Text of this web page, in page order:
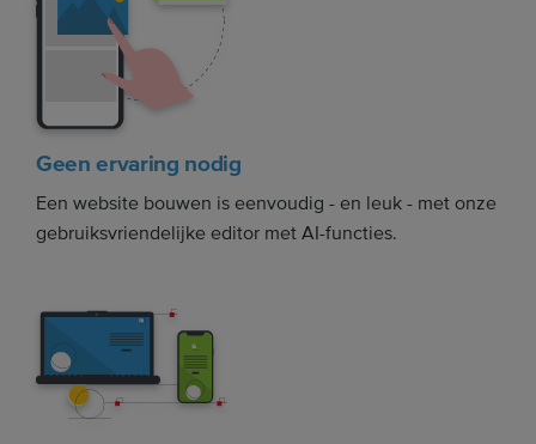
Geen ervaring nodig
Een website bouwen is eenvoudig - en leuk - met onze
gebruiksvriendelijke editor met AI-functies.